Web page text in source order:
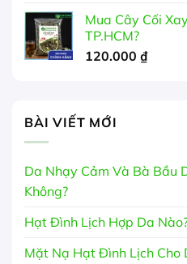
Mua Cây Cối
TP.HCM?
120.000 ₫
BÀI VIẾT MỚI
Da Nhạy Cảm Và Bà Bầu
Không?
Hạt Đình Lịch Hợp Da
Mặt Nạ Hạt Đình Lịch Cho